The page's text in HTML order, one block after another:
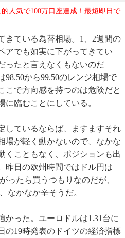
的人気で100万口座達成！最短即日で
ている為替相場。1、2週間の
アでも如実に下がってきてい
ったと言えなくもないのだ
から99.50のレンジ相場で
こで方向感を持つのは危険だと
に臨むことにしている。
ているならば、ますますそれ
場が軽く動かないので、なかな
くこともなく、ポジションも出
昨日の欧州時間ではドル円は
ったら買うつもりなのだが、
なかなか辛そうだ。
った。ユーロドルは1.31台に
の19時発表のドイツの経済指標